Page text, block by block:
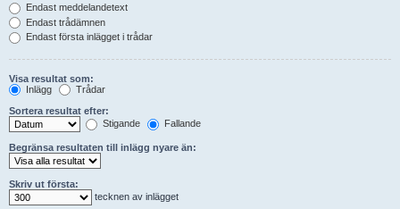
Endast meddelandetext
Endast trådämnen
Endast första inlägget i trådar
Visa resultat som:
Inlägg
Trådar
Sortera resultat efter:
Stigande
Fallande
Begränsa resultaten till inlägg nyare än:
Skriv ut första:
tecknen av inlägget